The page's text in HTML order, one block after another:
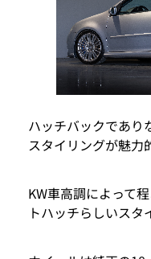
ハッチバックであり
スタイリングが魅力
KW車高調によって
トハッチらしいスタ